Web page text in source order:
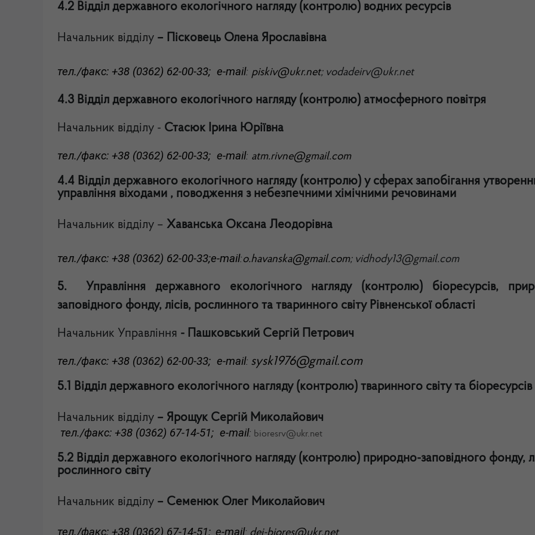
4.2 Відділ державного екологічного нагляду (контролю) водних ресурсів
Начальник відділу – Пісковець Олена Ярославівна
тел./факс: +38 (0362) 62-00-33; e-mail: piskiv@ukr.net;vodadeirv@ukr.net
4.3 Відділ державного екологічного нагляду (контролю) атмосферного повітря
Начальник відділу - Стасюк Ірина Юріївна
тел./факс: +38 (0362) 62-00-33; e-mail: atm.rivne@gmail.com
4.4 Відділ державного екологічного нагляду (контролю) у сферах запобігання
управління віходами , поводження з небезпечними хімічними речовинами
Начальник відділу – Хаванська Оксана Леодорівна
тел./факс: +38 (0362) 62-00-33;e-mail:o.havanska@gmail.com; vidhody13@gmail.com
5. Управління державного екологічного нагляду (контролю) біоресурсів,
заповідного фонду, лісів, рослинного та тваринного світу Рівненської області
Начальник Управління - Пашковський Сергій Петрович
тел./факс: +38 (0362) 62-00-33; e-mail: sysk1976@gmail.com
5.1 Відділ державного екологічного нагляду (контролю) тваринного світу та біоресурсів
Начальник відділу – Ярощук Сергій Миколайович
тел./факс: +38 (0362) 67-14-51; e-mail: bioresrv@ukr.net
5.2 Відділ державного екологічного нагляду (контролю) природно-заповідного фонду,
рослинного світу
Начальник відділу – Семенюк Олег Миколайович
тел./факс: +38 (0362) 67-14-51; e-mail: